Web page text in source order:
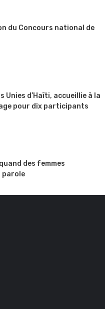
du Concours national de
Unies d’Haïti, accueillie à la
pour dix participants
des femmes
parole